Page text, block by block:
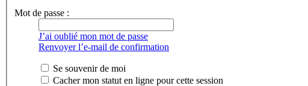
Mot de passe :
J’ai oublié mon mot de passe
Renvoyer l’e-mail de confirmation
Se souvenir de moi
Cacher mon statut en ligne pour cette session